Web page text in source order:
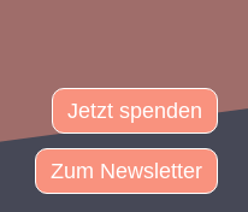
Zum Newsletter
Jetzt spenden